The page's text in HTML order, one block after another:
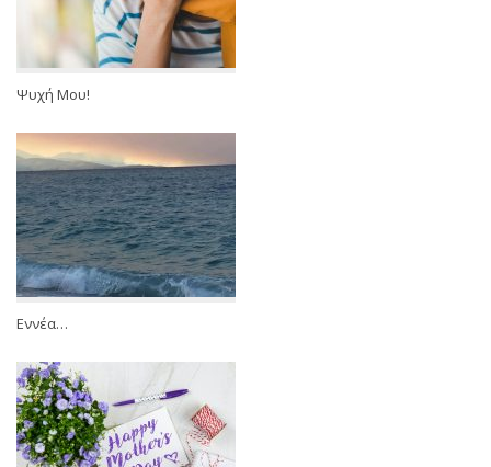
Ψυχή Μου!
Εννέα…